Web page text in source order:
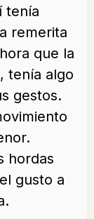
tenía
remerita
que la
tenía algo
gestos.
hordas
gusto a